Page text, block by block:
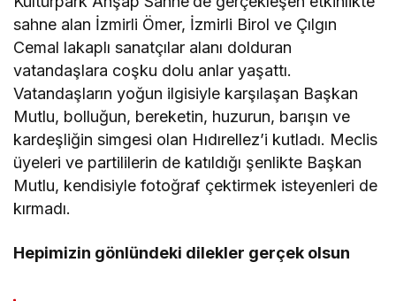
sahne alan İzmirli Ömer, İzmirli Birol ve Çılgın
Cemal lakaplı sanatçılar alanı dolduran
vatandaşlara coşku dolu anlar yaşattı.
Vatandaşların yoğun ilgisiyle karşılaşan Başkan
Mutlu, bolluğun, bereketin, huzurun, barışın ve
kardeşliğin simgesi olan Hıdırellez’i kutladı. Meclis
üyeleri ve partililerin de katıldığı şenlikte Başkan
Mutlu, kendisiyle fotoğraf çektirmek isteyenleri de
kırmadı.
Hepimizin gönlündeki dilekler gerçek olsun